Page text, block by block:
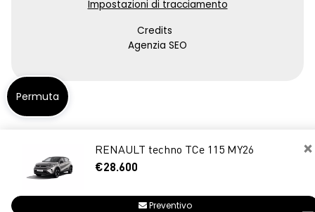
×
RENAULT techno TCe 115 MY26
€28.600
Preventivo
Impostazioni di tracciamento
Credits
Agenzia SEO
Permuta